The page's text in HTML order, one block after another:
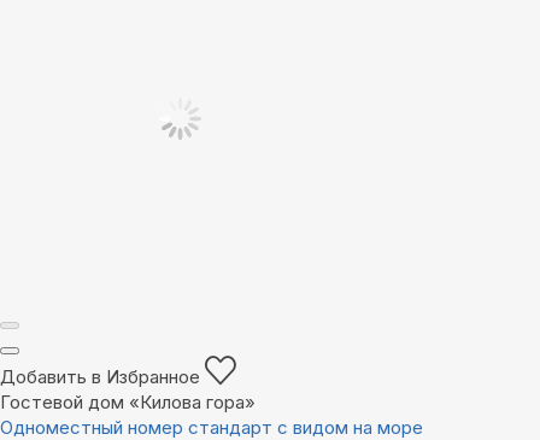
Добавить в Избранное
Гостевой дом «Килова гора»
Одноместный номер стандарт с видом на море